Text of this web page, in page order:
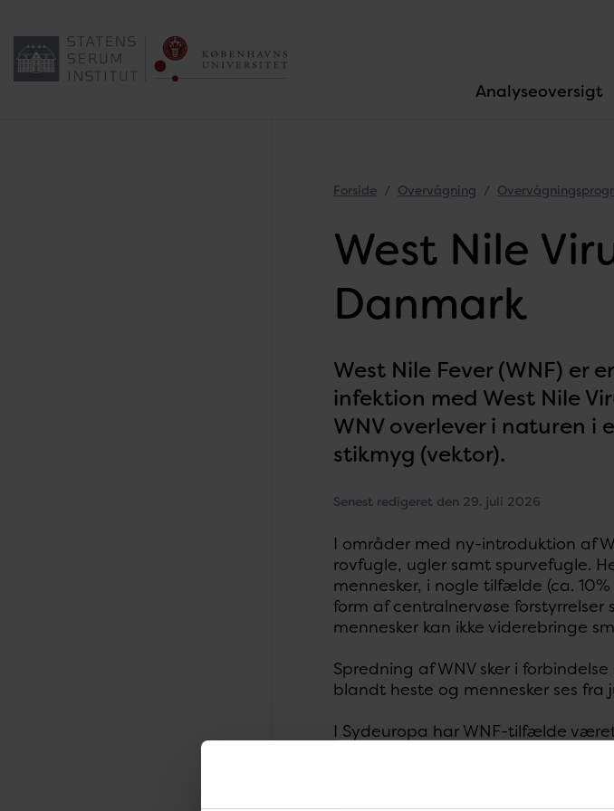
Analyseoversigt
Forside Overvågning
West Nile
Danmark
West Nile Fever (WNF) er
infektion med West Nile
WNV overlever i naturen i
stikmyg (vektor).
Senest redigeret den 29. juli 2026
I områder med ny-introduktion af
rovfugle, ugler samt spurvefugle.
mennesker, i nogle tilfælde (ca.
form af centralnervøse
mennesker kan ikke viderebringe
Spredning af WNV sker i
blandt heste og mennesker ses fra
I Sydeuropa har WNF-tilfælde
markant spredning af virus